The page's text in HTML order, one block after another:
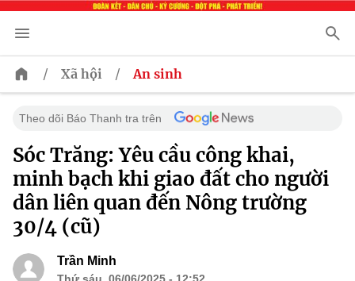
/ Xã hội / An sinh
Theo dõi Báo Thanh tra trên
Sóc Trăng: Yêu cầu công khai,
minh bạch khi giao đất cho người
dân liên quan đến Nông trường
30/4 (cũ)
Trần Minh